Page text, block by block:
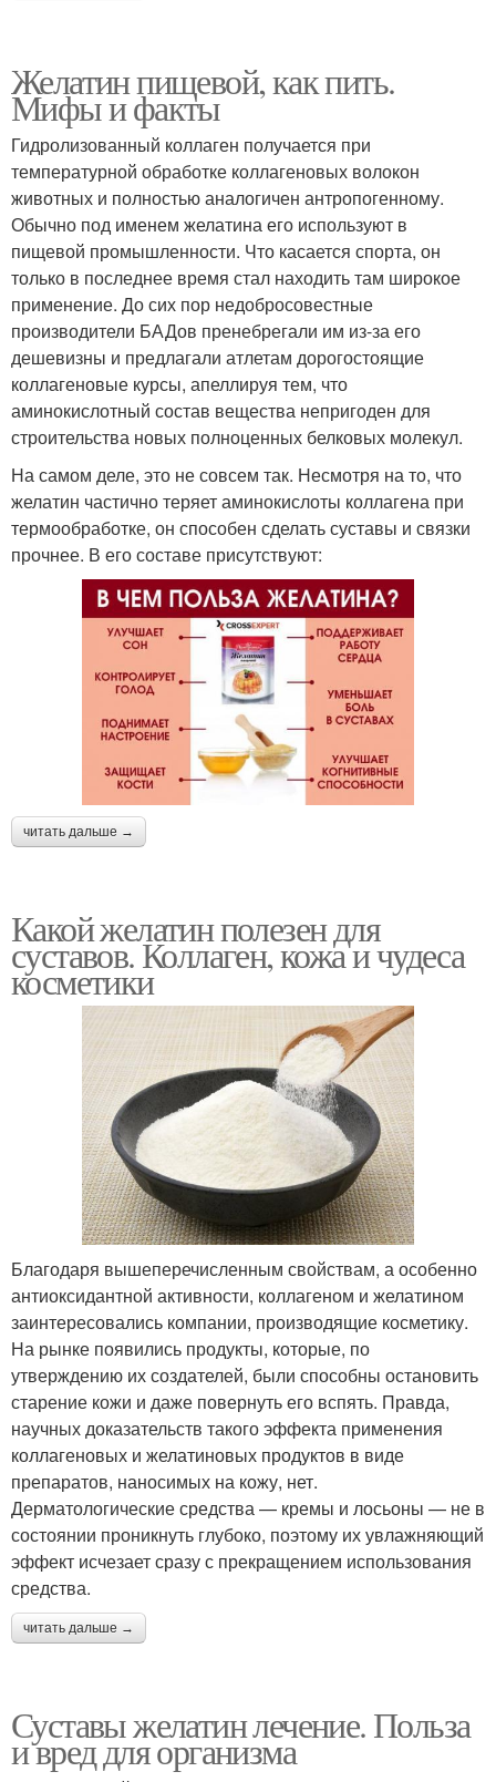
Желатин пищевой, как пить.
Мифы и факты
Гидролизованный коллаген получается при
температурной обработке коллагеновых волокон
животных и полностью аналогичен антропогенному.
Обычно под именем желатина его используют в
пищевой промышленности. Что касается спорта, он
только в последнее время стал находить там широкое
применение. До сих пор недобросовестные
производители БАДов пренебрегали им из-за его
дешевизны и предлагали атлетам дорогостоящие
коллагеновые курсы, апеллируя тем, что
аминокислотный состав вещества непригоден для
строительства новых полноценных белковых молекул.
На самом деле, это не совсем так. Несмотря на то, что
желатин частично теряет аминокислоты коллагена при
термообработке, он способен сделать суставы и связки
прочнее. В его составе присутствуют:
читать дальше →
Какой желатин полезен для
суставов. Коллаген, кожа и чудеса
косметики
Благодаря вышеперечисленным свойствам, а особенно
антиоксидантной активности, коллагеном и желатином
заинтересовались компании, производящие косметику.
На рынке появились продукты, которые, по
утверждению их создателей, были способны остановить
старение кожи и даже повернуть его вспять. Правда,
научных доказательств такого эффекта применения
коллагеновых и желатиновых продуктов в виде
препаратов, наносимых на кожу, нет.
Дерматологические средства — кремы и лосьоны — не в
состоянии проникнуть глубоко, поэтому их увлажняющий
эффект исчезает сразу с прекращением использования
средства.
читать дальше →
Суставы желатин лечение. Польза
и вред для организма